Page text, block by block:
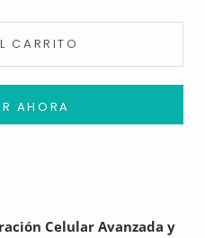
CARRITO
AHORA
Celular Avanzada y